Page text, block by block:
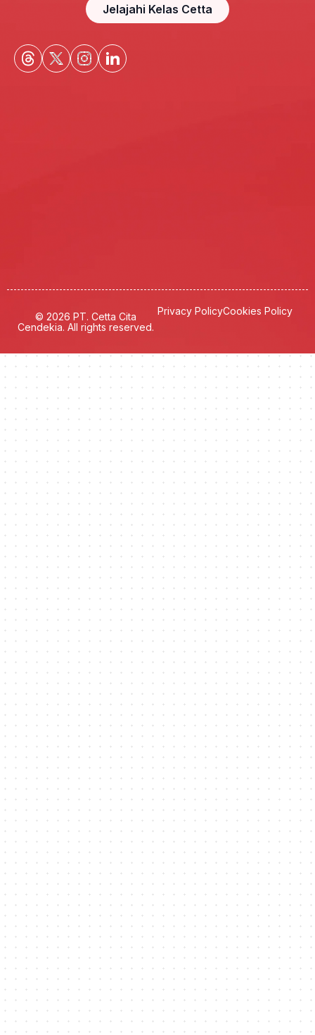
Jelajahi Kelas Cetta
© 2026 PT. Cetta Cita
Cendekia. All rights reserved.
Privacy PolicyCookies Policy